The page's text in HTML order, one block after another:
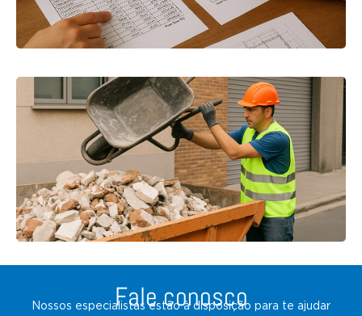
Fale conosco
Nossos especialistas estão à disposição para te ajudar